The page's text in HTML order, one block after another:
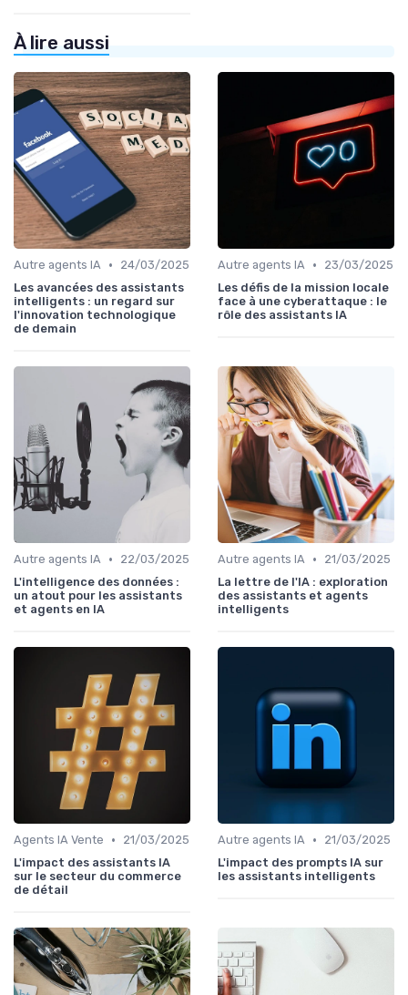
À lire aussi
Autre agents IA •
24/03/2025
Les avancées des assistants
intelligents : un regard sur
l'innovation technologique
de demain
Autre agents IA •
23/03/2025
Les défis de la mission locale
face à une cyberattaque : le
rôle des assistants IA
Autre agents IA •
22/03/2025
L'intelligence des données :
un atout pour les assistants
et agents en IA
Autre agents IA •
21/03/2025
La lettre de l'IA : exploration
des assistants et agents
intelligents
Agents IA Vente •
21/03/2025
L'impact des assistants IA
sur le secteur du commerce
de détail
Autre agents IA •
21/03/2025
L'impact des prompts IA sur
les assistants intelligents